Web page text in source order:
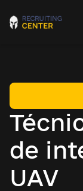
de
UAV